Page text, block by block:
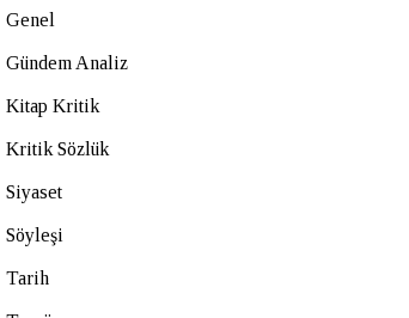
Genel
Gündem Analiz
Kitap Kritik
Kritik Sözlük
Siyaset
Söyleşi
Tarih